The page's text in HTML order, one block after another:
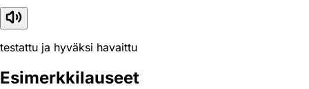
testattu ja hyväksi havaittu
Esimerkkilauseet